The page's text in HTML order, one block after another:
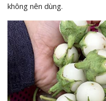
không nên dùng.